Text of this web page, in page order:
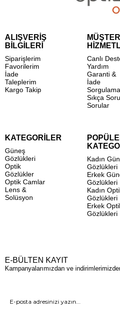
ALIŞVERİŞ
BİLGİLERİ
Siparişlerim
Favorilerim
İade
Taleplerim
Kargo Takip
MÜŞTERİ
Canlı
Yardım
Garanti &
İade
Sorgulama
Sıkça
Sorular
KATEGORİLER
Güneş
Gözlükleri
Optik
Gözlükler
Optik Camlar
Lens &
Solüsyon
Kadın
Gözlükleri
Erkek
Gözlükleri
Kadın
Gözlükleri
Erkek
Gözlükleri
E-BÜLTEN KAYIT
Kampanyalarımızdan ve